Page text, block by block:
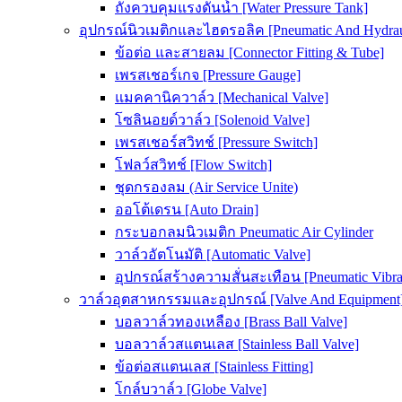
ถังควบคุมแรงดันน้ำ [Water Pressure Tank]
อุปกรณ์นิวเมติกและไฮดรอลิค [Pneumatic And
ข้อต่อ และสายลม [Connector Fitting & Tube]
เพรสเชอร์เกจ [Pressure Gauge]
แมคคานิควาล์ว [Mechanical Valve]
โซลินอยด์วาล์ว [Solenoid Valve]
เพรสเชอร์สวิทช์ [Pressure Switch]
โฟลว์สวิทช์ [Flow Switch]
ชุดกรองลม (Air Service Unite)
ออโต้เดรน [Auto Drain]
กระบอกลมนิวเมติก Pneumatic Air Cylinder
วาล์วอัตโนมัติ [Automatic Valve]
อุปกรณ์สร้างความสั่นสะเทือน [Pneumatic
วาล์วอุตสาหกรรมและอุปกรณ์ [Valve And
บอลวาล์วทองเหลือง [Brass Ball Valve]
บอลวาล์วสแตนเลส [Stainless Ball Valve]
ข้อต่อสแตนเลส [Stainless Fitting]
โกล์บวาล์ว [Globe Valve]